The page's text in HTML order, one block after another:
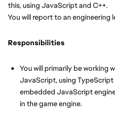
this, using JavaScript and C++.
You will report to an engineering
Responsibilities
You will primarily be working
JavaScript, using TypeScript
embedded JavaScript
in the game engine.